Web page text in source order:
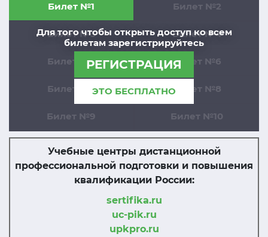
Для того чтобы открыть доступ ко всем
билетам зарегистрируйтесь
РЕГИСТРАЦИЯ
ЭТО БЕСПЛАТНО
Билет №1 Билет №2
Билет №3 Билет №4
Билет №5 Билет №6
Билет №7 Билет №8
Билет №9 Билет №10
Учебные центры дистанционной
профессиональной подготовки и повышения
квалификации России:
sertifika.ru
uc-pik.ru
upkpro.ru